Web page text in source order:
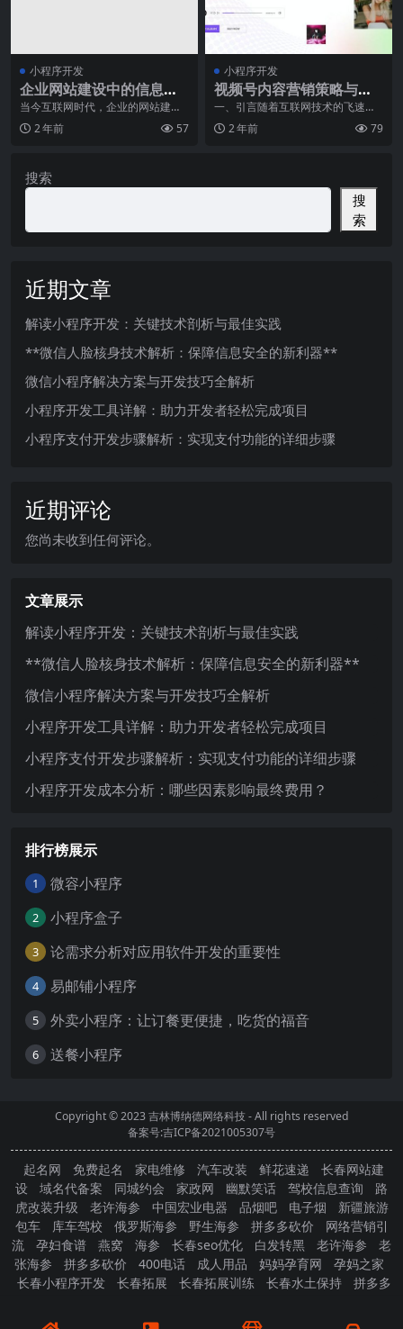
小程序开发
企业网站建设中的信息架
构设计
当今互联网时代，企业的网站建设
扮演着极为重要的角色。一个好的
企业网站不仅可以为企
2 年前 57
小程序开发
视频号内容营销策略与技
巧
一、引言随着互联网技术的飞速发
展，视频号内容营销逐渐成为企业
营销策略中不可或缺的
2 年前 79
搜索
搜
索
近期文章
解读小程序开发：关键技术剖析与最佳实践
**微信人脸核身技术解析：保障信息安全的新利器**
微信小程序解决方案与开发技巧全解析
小程序开发工具详解：助力开发者轻松完成项目
小程序支付开发步骤解析：实现支付功能的详细步骤
近期评论
您尚未收到任何评论。
文章展示
解读小程序开发：关键技术剖析与最佳实践
**微信人脸核身技术解析：保障信息安全的新利器**
微信小程序解决方案与开发技巧全解析
小程序开发工具详解：助力开发者轻松完成项目
小程序支付开发步骤解析：实现支付功能的详细步骤
小程序开发成本分析：哪些因素影响最终费用？
排行榜展示
1 微容小程序
2 小程序盒子
3 论需求分析对应用软件开发的重要性
4 易邮铺小程序
5 外卖小程序：让订餐更便捷，吃货的福音
6 送餐小程序
Copyright © 2023吉林博纳德网络科技- All rights reserved
备案号:吉ICP备2021005307号
起名网 免费起名 家电维修 汽车改装 鲜花速递
长春网站建
设
域名代备案 同城约会 家政网 幽默笑话 驾校信息查询
路
虎改装升级
老许海参 中国宏业电器 品烟吧 电子烟
新疆旅游
包车
库车驾校 俄罗斯海参 野生海参 拼多多砍价
网络营销引
流
孕妇食谱 燕窝 海参 长春seo优化 白发转黑 老许海参
老
张海参
拼多多砍价 400电话 成人用品 妈妈孕育网
孕妈之家
长春小程序开发
长春拓展 长春拓展训练 长春水土保持
拼多多